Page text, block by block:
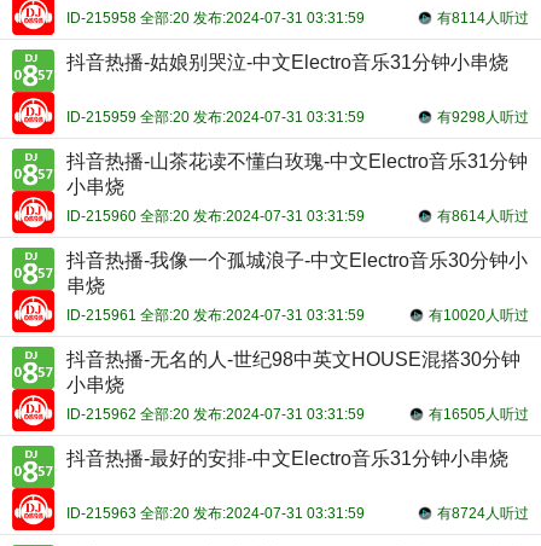
有8114人听过
ID-215958 全部:20 发布:2024-07-31 03:31:59
抖音热播-姑娘别哭泣-中文Electro音乐31分钟小串烧
有9298人听过
ID-215959 全部:20 发布:2024-07-31 03:31:59
抖音热播-山茶花读不懂白玫瑰-中文Electro音乐31分钟
小串烧
有8614人听过
ID-215960 全部:20 发布:2024-07-31 03:31:59
抖音热播-我像一个孤城浪子-中文Electro音乐30分钟小
串烧
有10020人听过
ID-215961 全部:20 发布:2024-07-31 03:31:59
抖音热播-无名的人-世纪98中英文HOUSE混搭30分钟
小串烧
有16505人听过
ID-215962 全部:20 发布:2024-07-31 03:31:59
抖音热播-最好的安排-中文Electro音乐31分钟小串烧
有8724人听过
ID-215963 全部:20 发布:2024-07-31 03:31:59